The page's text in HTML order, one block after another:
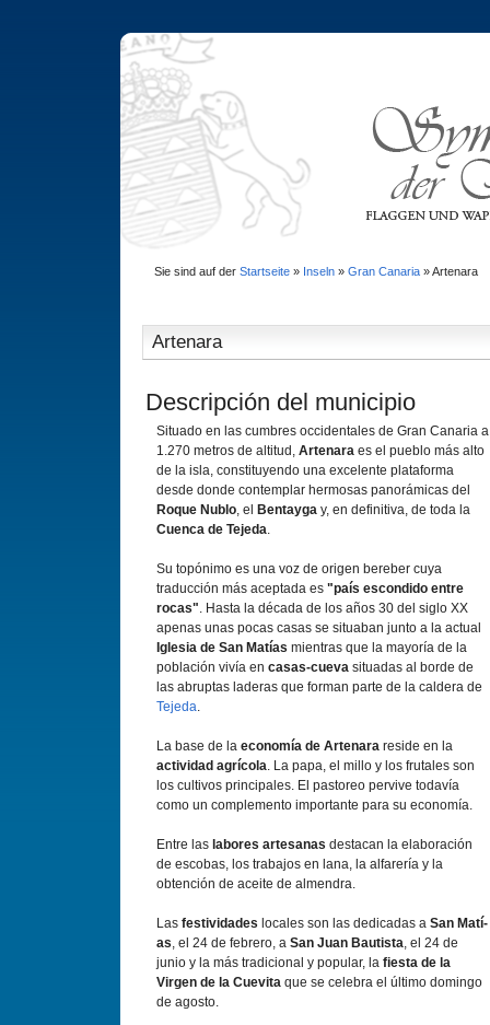
Sie sind auf der Startseite» Inseln» Gran Canaria»Artenara
Artenara
Descripción del municipio
Situado en las cumbres occidentales de Gran Canaria a
1.270 metros de altitud, Artenara es el pueblo más alto
de la isla, constituyendo una excelente plataforma
desde donde contemplar hermosas panorámicas del
Roque Nublo, el Bentayga y, en definitiva, de toda la
Cuenca de Tejeda.
Su topónimo es una voz de origen bereber cuya
traducción más aceptada es "paí­s escondido entre
rocas". Hasta la década de los años 30 del siglo XX
apenas unas pocas casas se situaban junto a la actual
Iglesia de San Matí­as mientras que la mayorí­a de la
población viví­a en casas-cueva situadas al borde de
las abruptas laderas que forman parte de la caldera de
Tejeda.
La base de la economí­a de Artenara reside en la
actividad agrí­cola. La papa, el millo y los frutales son
los cultivos principales. El pastoreo pervive todaví­a
como un complemento importante para su economí­a.
Entre las labores artesanas destacan la elaboración
de escobas, los trabajos en lana, la alfarerí­a y la
obtención de aceite de almendra.
Las festividades locales son las dedicadas a San Matí­
as, el 24 de febrero, a San Juan Bautista, el 24 de
junio y la más tradicional y popular, la fiesta de la
Virgen de la Cuevita que se celebra el último domingo
de agosto.